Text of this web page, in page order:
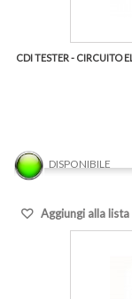
CDI TESTER - CIRCUITO
DISPONIBILE
Aggiungi alla